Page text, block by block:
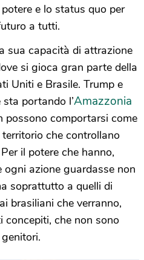
e lo status quo per
a tutti.
sua capacità di attrazione
si gioca gran parte della
Uniti e Brasile. Trump e
portando l’Amazzonia
possono comportarsi come
che controllano
il potere che hanno,
ogni azione guardasse non
soprattutto a quelli di
brasiliani che verranno,
che non sono